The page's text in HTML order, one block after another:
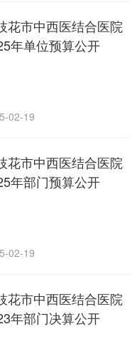
花市中西医结合医院
年单位预算公开
02-19
花市中西医结合医院
年部门预算公开
02-19
花市中西医结合医院
年部门决算公开